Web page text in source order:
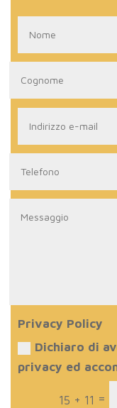
Privacy Policy
Dichiaro di
privacy ed
15 + 11 =